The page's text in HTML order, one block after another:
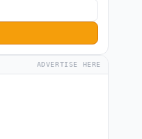
ADVERTISE HERE